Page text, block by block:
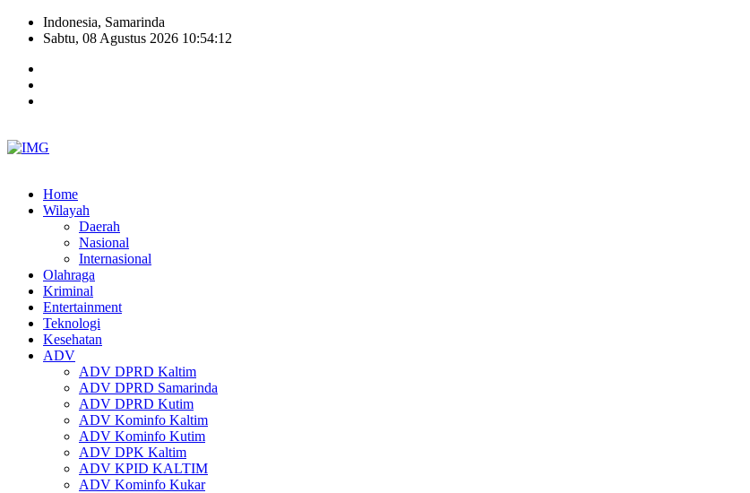
Indonesia, Samarinda
Sabtu, 08 Agustus 2026 10:54:13
Home
Wilayah
Daerah
Nasional
Internasional
Olahraga
Kriminal
Entertainment
Teknologi
Kesehatan
ADV
ADV DPRD Kaltim
ADV DPRD Samarinda
ADV DPRD Kutim
ADV Kominfo Kaltim
ADV Kominfo Kutim
ADV DPK Kaltim
ADV KPID KALTIM
ADV Kominfo Kukar